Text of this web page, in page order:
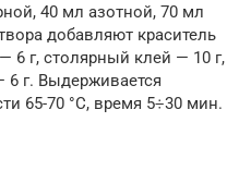
40 мл азотной, 70 мл
добавляют краситель
6 г, столярный клей — 10 г,
6 г. Выдерживается
65-70 °С, время 5÷30 мин.